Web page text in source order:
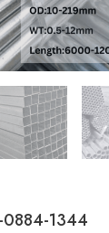
1344